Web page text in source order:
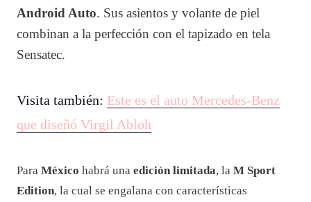
Android Auto. Sus asientos y volante de piel
combinan a la perfección con el tapizado en tela
Sensatec.
Visita también: Este es el auto Mercedes-Benz
que diseñó Virgil Abloh
Para México habrá una edición limitada, la M Sport
Edition, la cual se engalana con características